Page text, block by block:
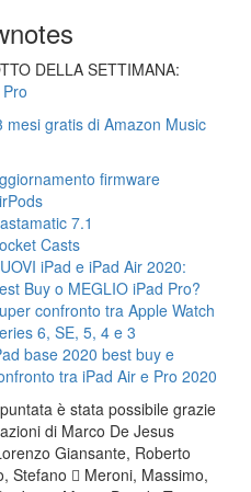
DELLA SETTIMANA:
mesi gratis di Amazon Music
firmware
7.1
Casts
iPad e iPad Air 2020:
Buy o MEGLIO iPad Pro?
confronto tra Apple Watch
6, SE, 5, 4 e 3
base 2020 best buy e
tra iPad Air e Pro 2020
è stata possibile grazie
di Marco De Jesus
Giansante, Roberto
Stefano  Meroni, Massimo,